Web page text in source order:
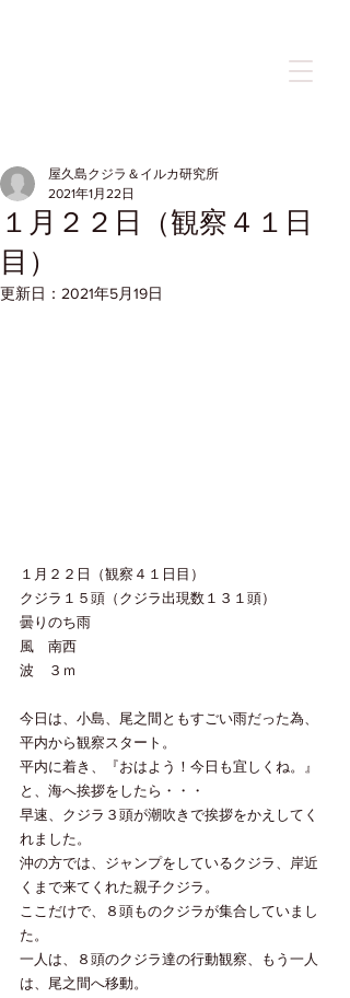
１月２２日（観察４１日
目）
屋久島クジラ＆イルカ研究所
2021年1月22日
更新日： 2021年5月19日
１月２２日（観察４１日目）
クジラ１５頭（クジラ出現数１３１頭）
曇りのち雨
風　南西
波　３ｍ
今日は、小島、尾之間ともすごい雨だった為、
平内から観察スタート。
平内に着き、『おはよう！今日も宜しくね。』
と、海へ挨拶をしたら・・・
早速、クジラ３頭が潮吹きで挨拶をかえしてく
れました。
沖の方では、ジャンプをしているクジラ、岸近
くまで来てくれた親子クジラ。
ここだけで、８頭ものクジラが集合していまし
た。
一人は、８頭のクジラ達の行動観察、もう一人
は、尾之間へ移動。